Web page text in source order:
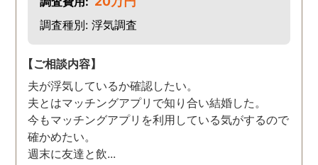
調査種別: 浮気調査
【ご相談内容】
夫が浮気しているか確認したい。
夫とはマッチングアプリで知り合い結婚した。
今もマッチングアプリを利用している気がするので
確かめたい。
週末に友達と飲...